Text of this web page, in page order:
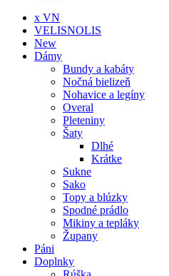
x VN
VELISNOLIS
New
Dámy
Bundy a kabáty
Nočná bielizeň
Nohavice a legíny
Overal
Pleteniny
Šaty
Dlhé
Krátke
Sukne
Sako
Topy a blúzky
Spodné prádlo
Mikiny a tepláky
Župany
Páni
Doplnky